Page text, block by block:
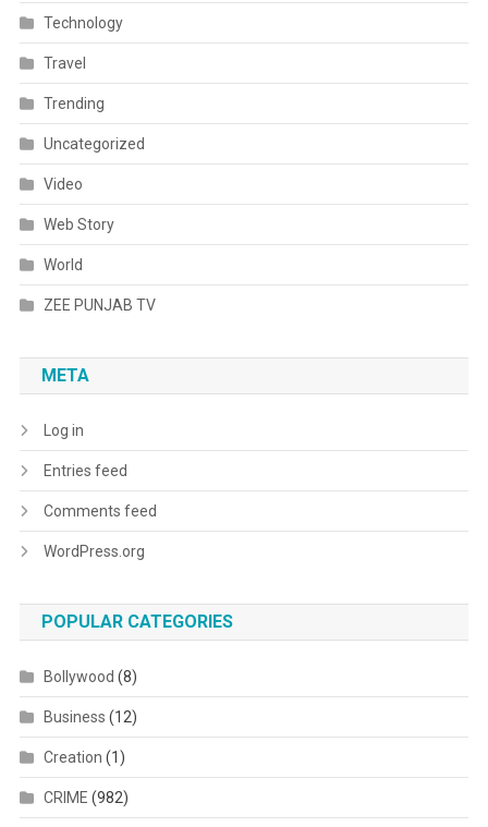
Technology
Travel
Trending
Uncategorized
Video
Web Story
World
ZEE PUNJAB TV
META
Log in
Entries feed
Comments feed
WordPress.org
POPULAR CATEGORIES
Bollywood (8)
Business (12)
Creation (1)
CRIME (982)